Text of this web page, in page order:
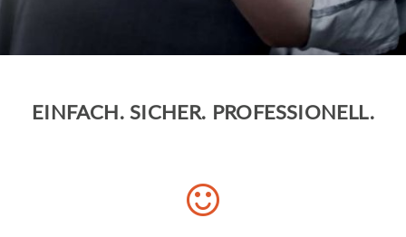
EINFACH. SICHER. PROFESSIONELL.